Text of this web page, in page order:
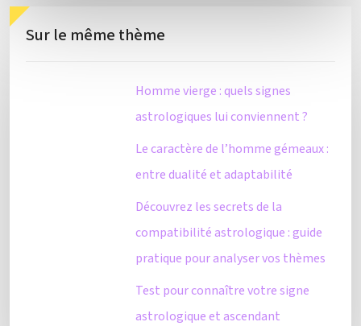
Sur le même thème
Homme vierge : quels signes
astrologiques lui conviennent ?
Le caractère de l’homme gémeaux :
entre dualité et adaptabilité
Découvrez les secrets de la
compatibilité astrologique : guide
pratique pour analyser vos thèmes
Test pour connaître votre signe
astrologique et ascendant